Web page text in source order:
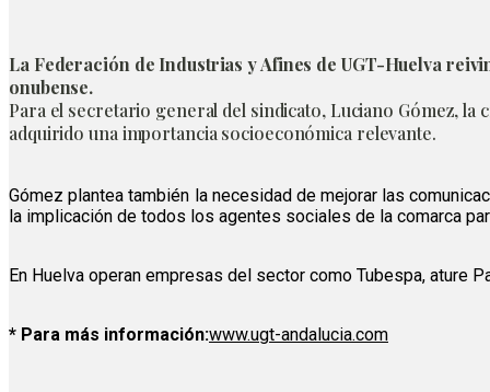
La Federación de Industrias y Afines de UGT-Huelva
onubense.
Para el secretario general del sindicato, Luciano Gómez,
adquirido una importancia socioeconómica relevante.
Gómez plantea también la necesidad de mejorar las
la implicación de todos los agentes sociales de la comarca
En Huelva operan empresas del sector como Tubespa, ature
* Para más información:www.ugt-andalucia.com